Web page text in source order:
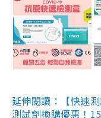
延伸閱讀：【快速
測試劑換購優惠！